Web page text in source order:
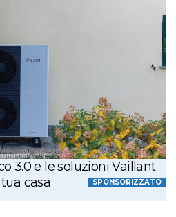
3.0 e le soluzioni Vaillant
casa
SPONSORIZZATO